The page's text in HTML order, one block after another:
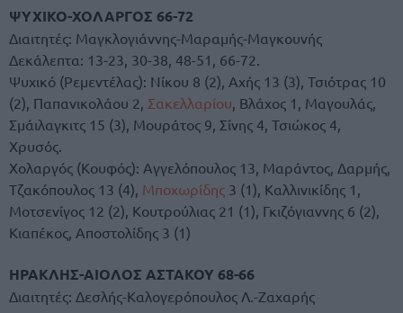
ΨΥΧΙΚΟ-ΧΟΛΑΡΓΟΣ 66-72
Διαιτητές: Μαγκλογιάννης-Μαραμής-Μαγκουνής
Δεκάλεπτα: 13-23, 30-38, 48-51, 66-72.
Ψυχικό (Ρεμεντέλας): Νίκου 8 (2), Αχής 13 (3), Τσιότρας 10
(2), Παπανικολάου 2, Σακελλαρίου , Βλάχος 1, Μαγουλάς,
Σμάιλαγκιτς 15 (3), Μουράτος 9, Σίνης 4, Τσιώκος 4,
Χρυσός.
Χολαργός (Κουφός): Αγγελόπουλος 13, Μαράντος, Δαρμής,
Τζακόπουλος 13 (4), Μποχωρίδης 3 (1), Καλλινικίδης 1,
Μοτσενίγος 12 (2), Κουτρούλιας 21 (1), Γκιζόγιαννης 6 (2),
Κιαπέκος, Αποστολίδης 3 (1)
ΗΡΑΚΛΗΣ-ΑΙΟΛΟΣ ΑΣΤΑΚΟΥ 68-66
Διαιτητές: Δεσλής-Καλογερόπουλος Λ.-Ζαχαρής